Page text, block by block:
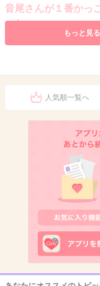
音尾さんが１番かっ
った
金スマで格差や嫉
大泉洋は知ってるけど、TEAM
2018/05/20(日) 00:57:38
顕さんが好き
もっと見
人気順一覧へ